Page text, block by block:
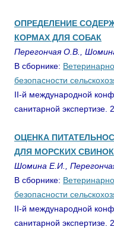
ОПРЕДЕЛЕНИЕ
КОРМАХ ДЛЯ СОБАК
Перегончая О.В.,
В сборнике:
безопасности
II-й международной
санитарной экспертизе.
ОЦЕНКА
ДЛЯ МОРСКИХ СВИНОК
Шомина Е.И.,
В сборнике:
безопасности
II-й международной
санитарной экспертизе.